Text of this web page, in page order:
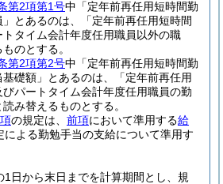
第2項第1号中「定年前再任用短時間勤
とあるのは、「定年前再任用短時間
タイム会計年度任用職員以外の職
のとする。
第2項第2号中「定年前再任用短時間勤
礎額」とあるのは、「定年前再任用
パートタイム会計年度任用職員の勤
み替えるものとする。
の規定は、 前項において準用する給
による勤勉手当の支給について準用す
1日から末日までを計算期間とし、規